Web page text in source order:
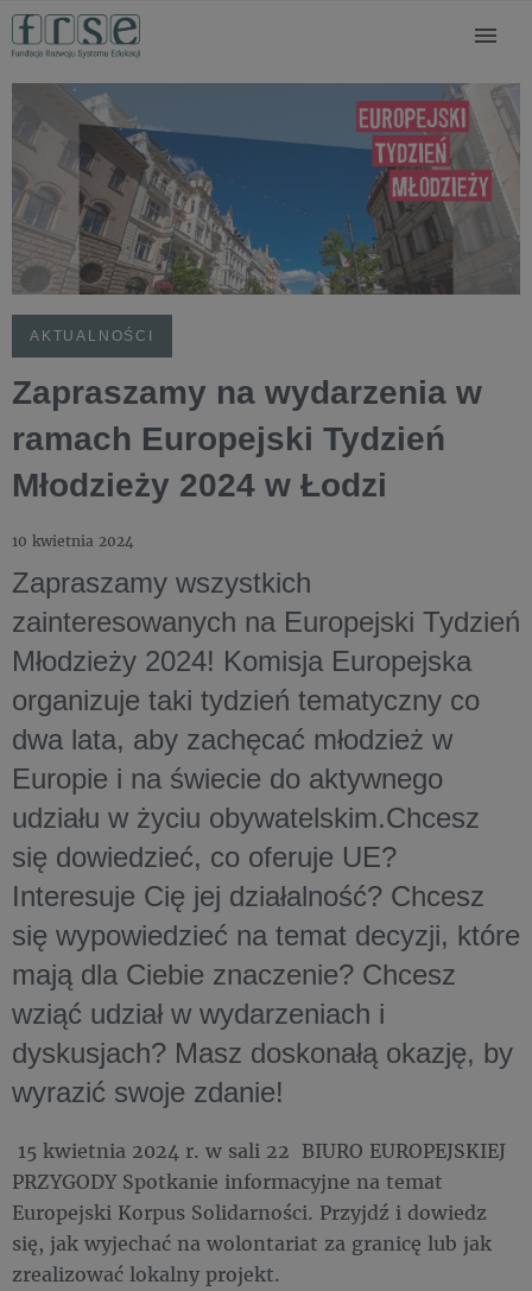
AKTUALNOŚCI
Zapraszamy na wydarzenia w
ramach Europejski Tydzień
Młodzieży 2024 w Łodzi
10 kwietnia 2024
Zapraszamy wszystkich
zainteresowanych na Europejski Tydzień
Młodzieży 2024! Komisja Europejska
organizuje taki tydzień tematyczny co
dwa lata, aby zachęcać młodzież w
Europie i na świecie do aktywnego
udziału w życiu obywatelskim.Chcesz
się dowiedzieć, co oferuje UE?
Interesuje Cię jej działalność? Chcesz
się wypowiedzieć na temat decyzji, które
mają dla Ciebie znaczenie? Chcesz
wziąć udział w wydarzeniach i
dyskusjach? Masz doskonałą okazję, by
wyrazić swoje zdanie!
15 kwietnia 2024 r. w sali 22 BIURO EUROPEJSKIEJ
PRZYGODY Spotkanie informacyjne na temat
Europejski Korpus Solidarności. Przyjdź i dowiedz
się, jak wyjechać na wolontariat za granicę lub jak
zrealizować lokalny projekt.